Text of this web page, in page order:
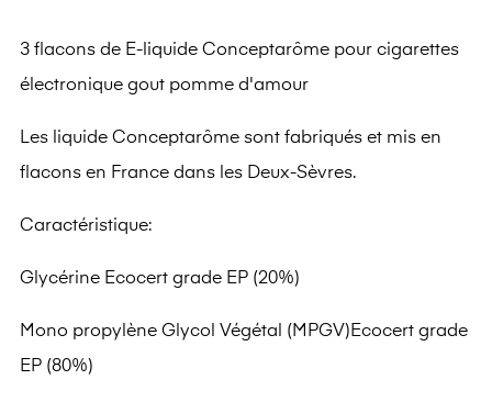
3 flacons de E-liquide Conceptarôme pour cigarettes
électronique gout pomme d'amour
Les liquide Conceptarôme sont fabriqués et mis en
flacons en France dans les Deux-Sèvres.
Caractéristique:
Glycérine Ecocert grade EP (20%)
Mono propylène Glycol Végétal (MPGV)Ecocert grade
EP (80%)